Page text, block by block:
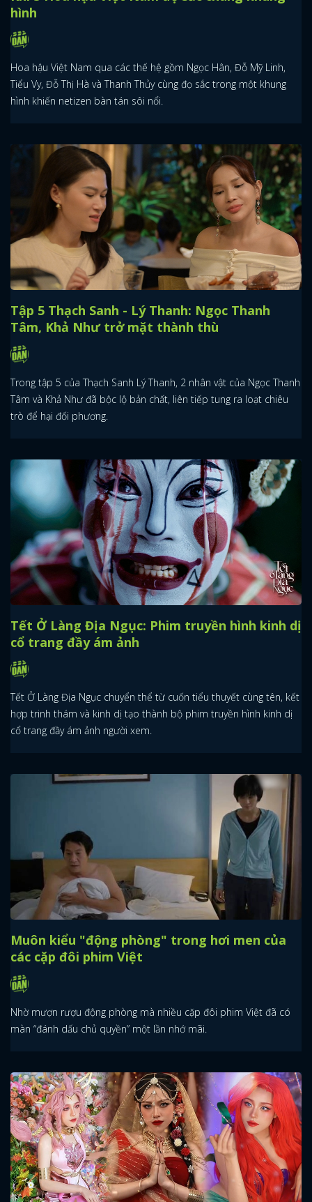
hình
Hoa hậu Việt Nam qua các thế hệ gồm Ngọc Hân, Đỗ Mỹ Linh,
Tiểu Vy, Đỗ Thị Hà và Thanh Thủy cùng đọ sắc trong một khung
hình khiến netizen bàn tán sôi nổi.
Tập 5 Thạch Sanh - Lý Thanh: Ngọc Thanh
Tâm, Khả Như trở mặt thành thù
Trong tập 5 của Thạch Sanh Lý Thanh, 2 nhân vật của Ngọc Thanh
Tâm và Khả Như đã bộc lộ bản chất, liên tiếp tung ra loạt chiêu
trò để hại đối phương.
Tết Ở Làng Địa Ngục: Phim truyền hình kinh dị
cổ trang đầy ám ảnh
Tết Ở Làng Địa Ngục chuyển thể từ cuốn tiểu thuyết cùng tên, kết
hợp trinh thám và kinh dị tạo thành bộ phim truyền hình kinh dị
cổ trang đầy ám ảnh người xem.
Muôn kiểu "động phòng" trong hơi men của
các cặp đôi phim Việt
Nhờ mượn rượu động phòng mà nhiều cặp đôi phim Việt đã có
màn “đánh dấu chủ quyền” một lần nhớ mãi.